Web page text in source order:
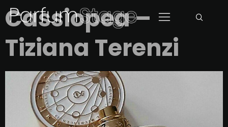
Cassiopea –
Tiziana Terenzi